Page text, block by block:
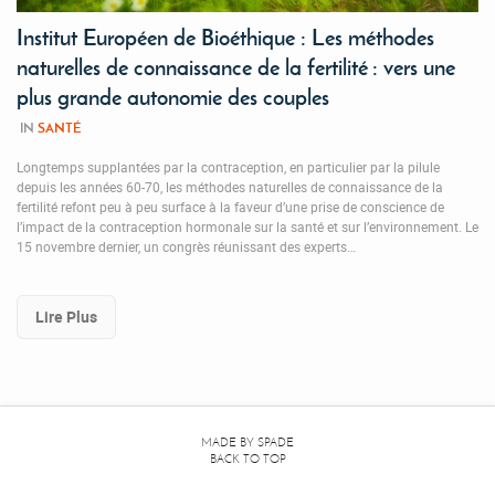
Institut Européen de Bioéthique : Les méthodes
naturelles de connaissance de la fertilité : vers une
plus grande autonomie des couples
IN SANTÉ
Longtemps supplantées par la contraception, en particulier par la pilule
depuis les années 60-70, les méthodes naturelles de connaissance de la
fertilité refont peu à peu surface à la faveur d’une prise de conscience de
l’impact de la contraception hormonale sur la santé et sur l’environnement. Le
15 novembre dernier, un congrès réunissant des experts…
Lire Plus
MADE BY SPADE
BACK TO TOP